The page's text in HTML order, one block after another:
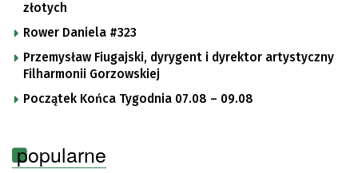
złotych
Rower Daniela #323
Przemysław Fiugajski, dyrygent i dyrektor artystyczny
Filharmonii Gorzowskiej
Początek Końca Tygodnia 07.08 – 09.08
popularne